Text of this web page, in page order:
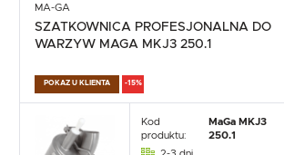
MA-GA
SZATKOWNICA PROFESJONALNA DO
WARZYW MAGA MKJ3 250.1
POKAZ U KLIENTA -15%
Kod
produktu:
MaGa MKJ3
250.1